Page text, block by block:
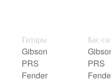
Гитары
Gibson
PRS
Fender
Бас-
PRS